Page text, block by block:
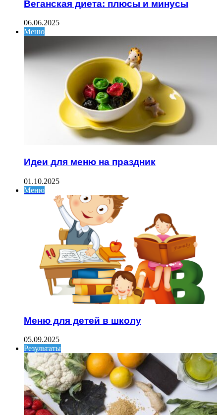
Веганская диета: плюсы и минусы
06.06.2025
Меню
Идеи для меню на праздник
01.10.2025
Меню
Меню для детей в школу
05.09.2025
Результаты